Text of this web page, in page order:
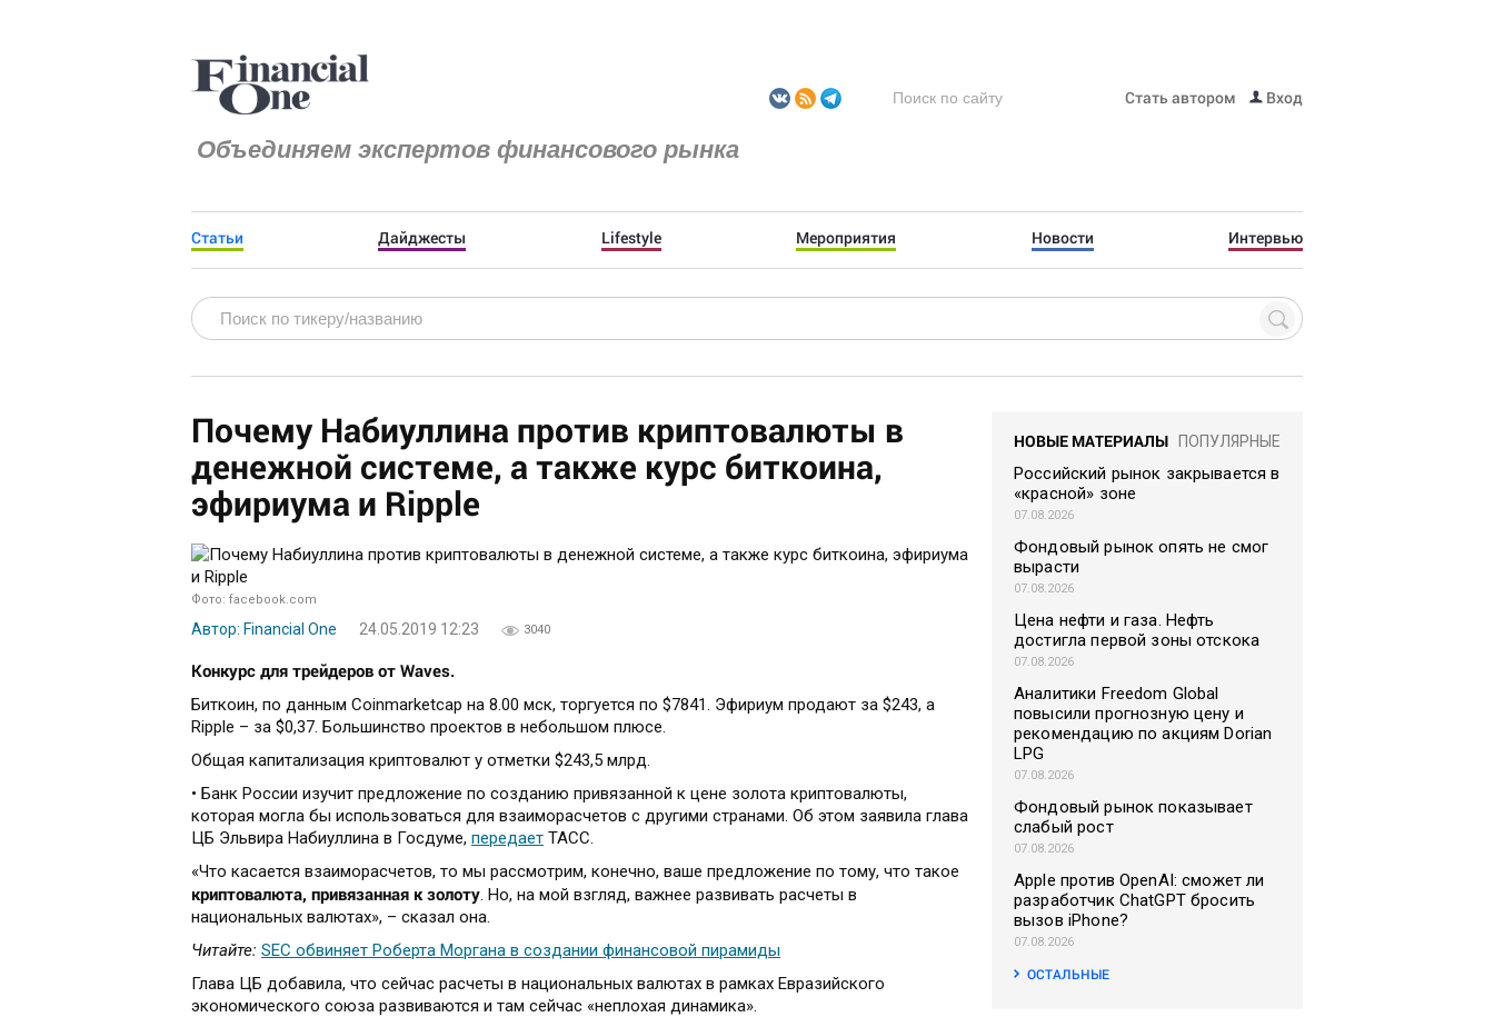
Объединяем экспертов финансового рынка
Стать автором Вход
Статьи Дайджесты Lifestyle Мероприятия Новости Интервью
Почему Набиуллина против криптовалюты в
денежной системе, а также курс биткоина,
эфириума и Ripple
Фото: facebook.com
Автор: Financial One 24.05.2019 12:23 3040
Конкурс для трейдеров от Waves.
Биткоин, по данным Coinmarketcap на 8.00 мск, торгуется по $7841. Эфириум продают за $243, а
Ripple – за $0,37. Большинство проектов в небольшом плюсе.
Общая капитализация криптовалют у отметки $243,5 млрд.
• Банк России изучит предложение по созданию привязанной к цене золота криптовалюты,
которая могла бы использоваться для взаиморасчетов с другими странами. Об этом заявила глава
ЦБ Эльвира Набиуллина в Госдуме, передает ТАСС.
«Что касается взаиморасчетов, то мы рассмотрим, конечно, ваше предложение по тому, что такое
криптовалюта, привязанная к золоту. Но, на мой взгляд, важнее развивать расчеты в
национальных валютах», – сказал она.
Читайте: SEC обвиняет Роберта Моргана в создании финансовой пирамиды
Глава ЦБ добавила, что сейчас расчеты в национальных валютах в рамках Евразийского
экономического союза развиваются и там сейчас «неплохая динамика».
НОВЫЕ МАТЕРИАЛЫ ПОПУЛЯРНЫЕ
Российский рынок закрывается в
«красной» зоне
07.08.2026
Фондовый рынок опять не смог
вырасти
07.08.2026
Цена нефти и газа. Нефть
достигла первой зоны отскока
07.08.2026
Аналитики Freedom Global
повысили прогнозную цену и
рекомендацию по акциям Dorian
LPG
07.08.2026
Фондовый рынок показывает
слабый рост
07.08.2026
Apple против OpenAI: сможет ли
разработчик ChatGPT бросить
вызов iPhone?
07.08.2026
ОСТАЛЬНЫЕ